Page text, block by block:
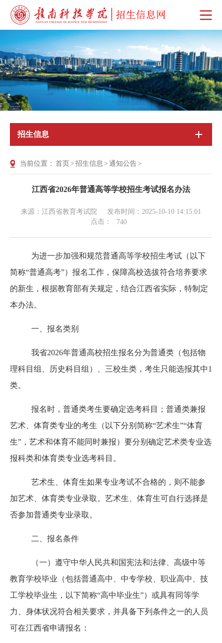
招生信息
当前位置： 首页 > 招生信息 > 通知公告>
江西省2026年普通高等学校招生考试报名办法
来源：江西省教育考试院
发布时间：2025-10-10 14:15:01
点击：
740
为进一步加强和规范普通高等学校招生考试（以下
简称“普通高考”）报名工作，保障高校选拔符合培养要求
的新生，根据教育部有关规定，结合江西省实际，特制定
本办法。
一、报名类别
我省2026年普通高校招生报名分为普通类（包括物
理科目组、历史科目组）、三校生类，考生只能选报其中1
类。
报名时，普通类考生要确定选考科目；普通类兼报
艺术、体育类专业的考生（以下分别简称“艺术生”“体育
生”，艺术和体育不能同时兼报）要分别确定艺术类专业选
报科类和体育类专业选考科目。
艺术生、体育生如果专业考试不合格的，则不能参
加艺术、体育类专业录取。艺术生、体育生可自行选择是
否参加普通类专业录取。
二、报名条件
（一）遵守中华人民共和国宪法和法律、高级中等
教育学校毕业（包括普通高中、中专学校、职业高中、技
工学校毕业生，以下简称“高中毕业生”）或具有同等学
力、身体状况符合相关要求，并具备下列条件之一的人员
可在江西省申请报名：